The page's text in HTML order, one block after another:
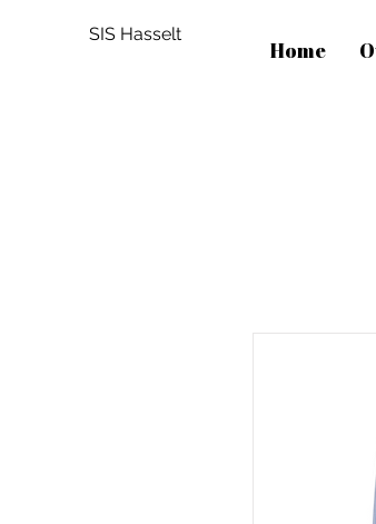
SIS Hasselt
Home